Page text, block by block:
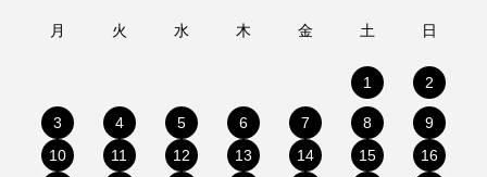
月 火 水 木 金 土 日
1 2
3 4 5 6 7 8
9
10
11 12 13 14 15
16